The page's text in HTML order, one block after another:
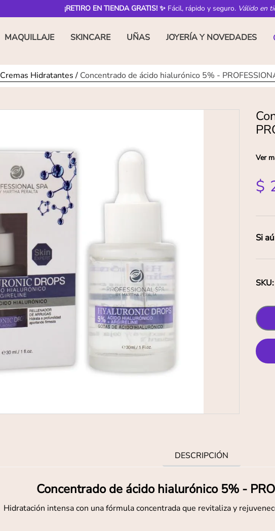
¡RETIRO EN TIENDA GRATIS! ✨ Fácil, rápido y seguro. Válido en
MAQUILLAJE SKINCARE UÑAS JOYERÍA Y NOVEDADES
Cremas Hidratantes Concentrado de ácido hialurónico 5% -
Ver
$
Si
SKU:
DESCRIPCIÓN
Concentrado de ácido hialurónico 5% -
Hidratación intensa con una fórmula concentrada que revitaliza y